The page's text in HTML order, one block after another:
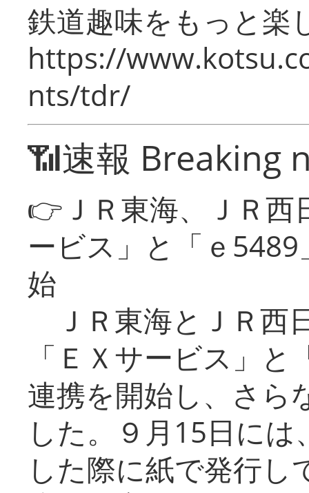
鉄道趣味をもっと楽
https://
nts/tdr/
📶速報 Breaking
👉ＪＲ東海、ＪＲ
ービス」と「ｅ
始
ＪＲ東海とＪＲ西
「ＥＸサービス」
連携を開始し、さら
した。９月15日に
した際に紙で発行し